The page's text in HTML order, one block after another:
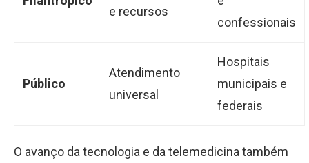
e recursos
confessionais
Público
Atendimento
universal
Hospitais
municipais e
federais
O avanço da tecnologia e da telemedicina também